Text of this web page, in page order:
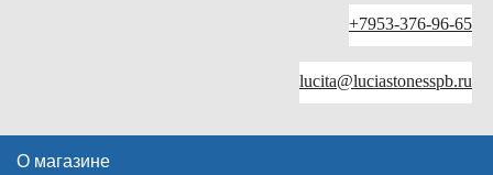
+7953-376-96-65
lucita@luciastonesspb.ru
О магазине